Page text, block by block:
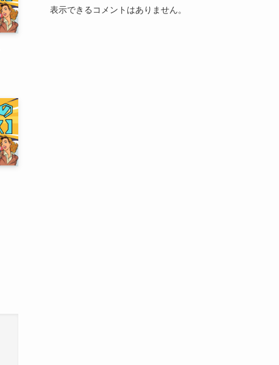
表示できるコメントはありません。